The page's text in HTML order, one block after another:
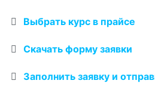
Выбрать курс в прайсе
Скачать форму заявки
Заполнить заявку и